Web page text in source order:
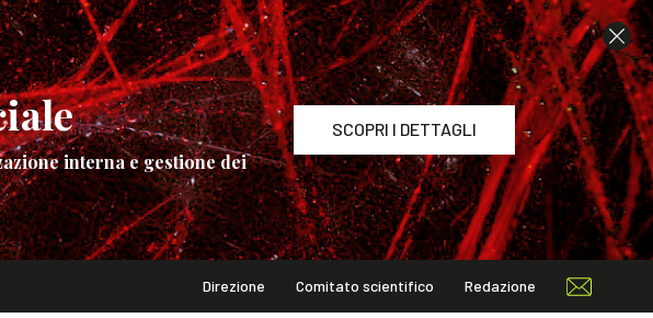
interna e gestione dei
SCOPRI I DETTAGLI
Direzione Comitato scientifico Redazione